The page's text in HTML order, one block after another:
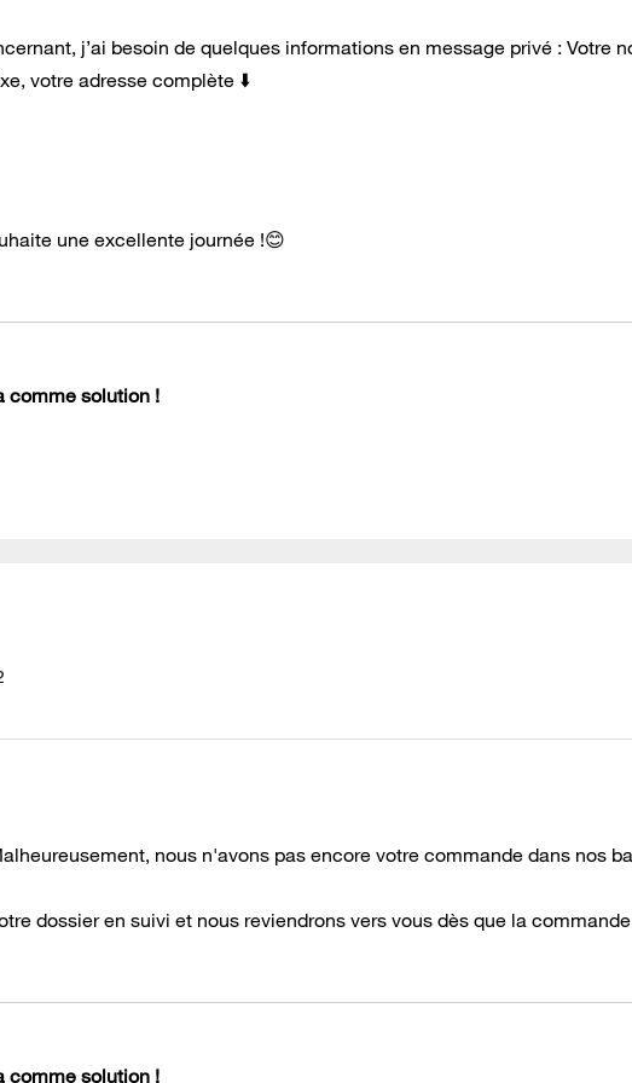
j’ai besoin de quelques informations en message privé : Votre
votre adresse complète ⬇️
une excellente journée !😊
comme solution !
nous n'avons pas encore votre commande dans nos
dossier en suivi et nous reviendrons vers vous dès que la
comme solution !